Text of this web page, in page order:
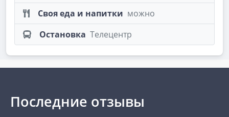
Своя еда и напитки можно
Остановка Телецентр
Последние отзывы